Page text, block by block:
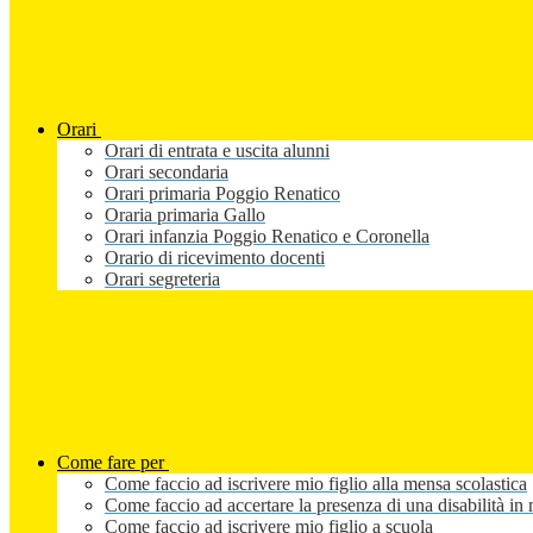
Orari
Orari di entrata e uscita alunni
Orari secondaria
Orari primaria Poggio Renatico
Oraria primaria Gallo
Orari infanzia Poggio Renatico e Coronella
Orario di ricevimento docenti
Orari segreteria
Come fare per
Come faccio ad iscrivere mio figlio alla mensa scolastica
Come faccio ad accertare la presenza di una disabilità
Come faccio ad iscrivere mio figlio a scuola